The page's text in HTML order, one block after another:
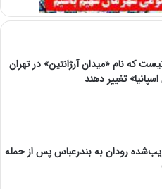
که نام «میدان آرژانتین» در تهران
تغییر دهند
رودان به بندرعباس پس از حمله